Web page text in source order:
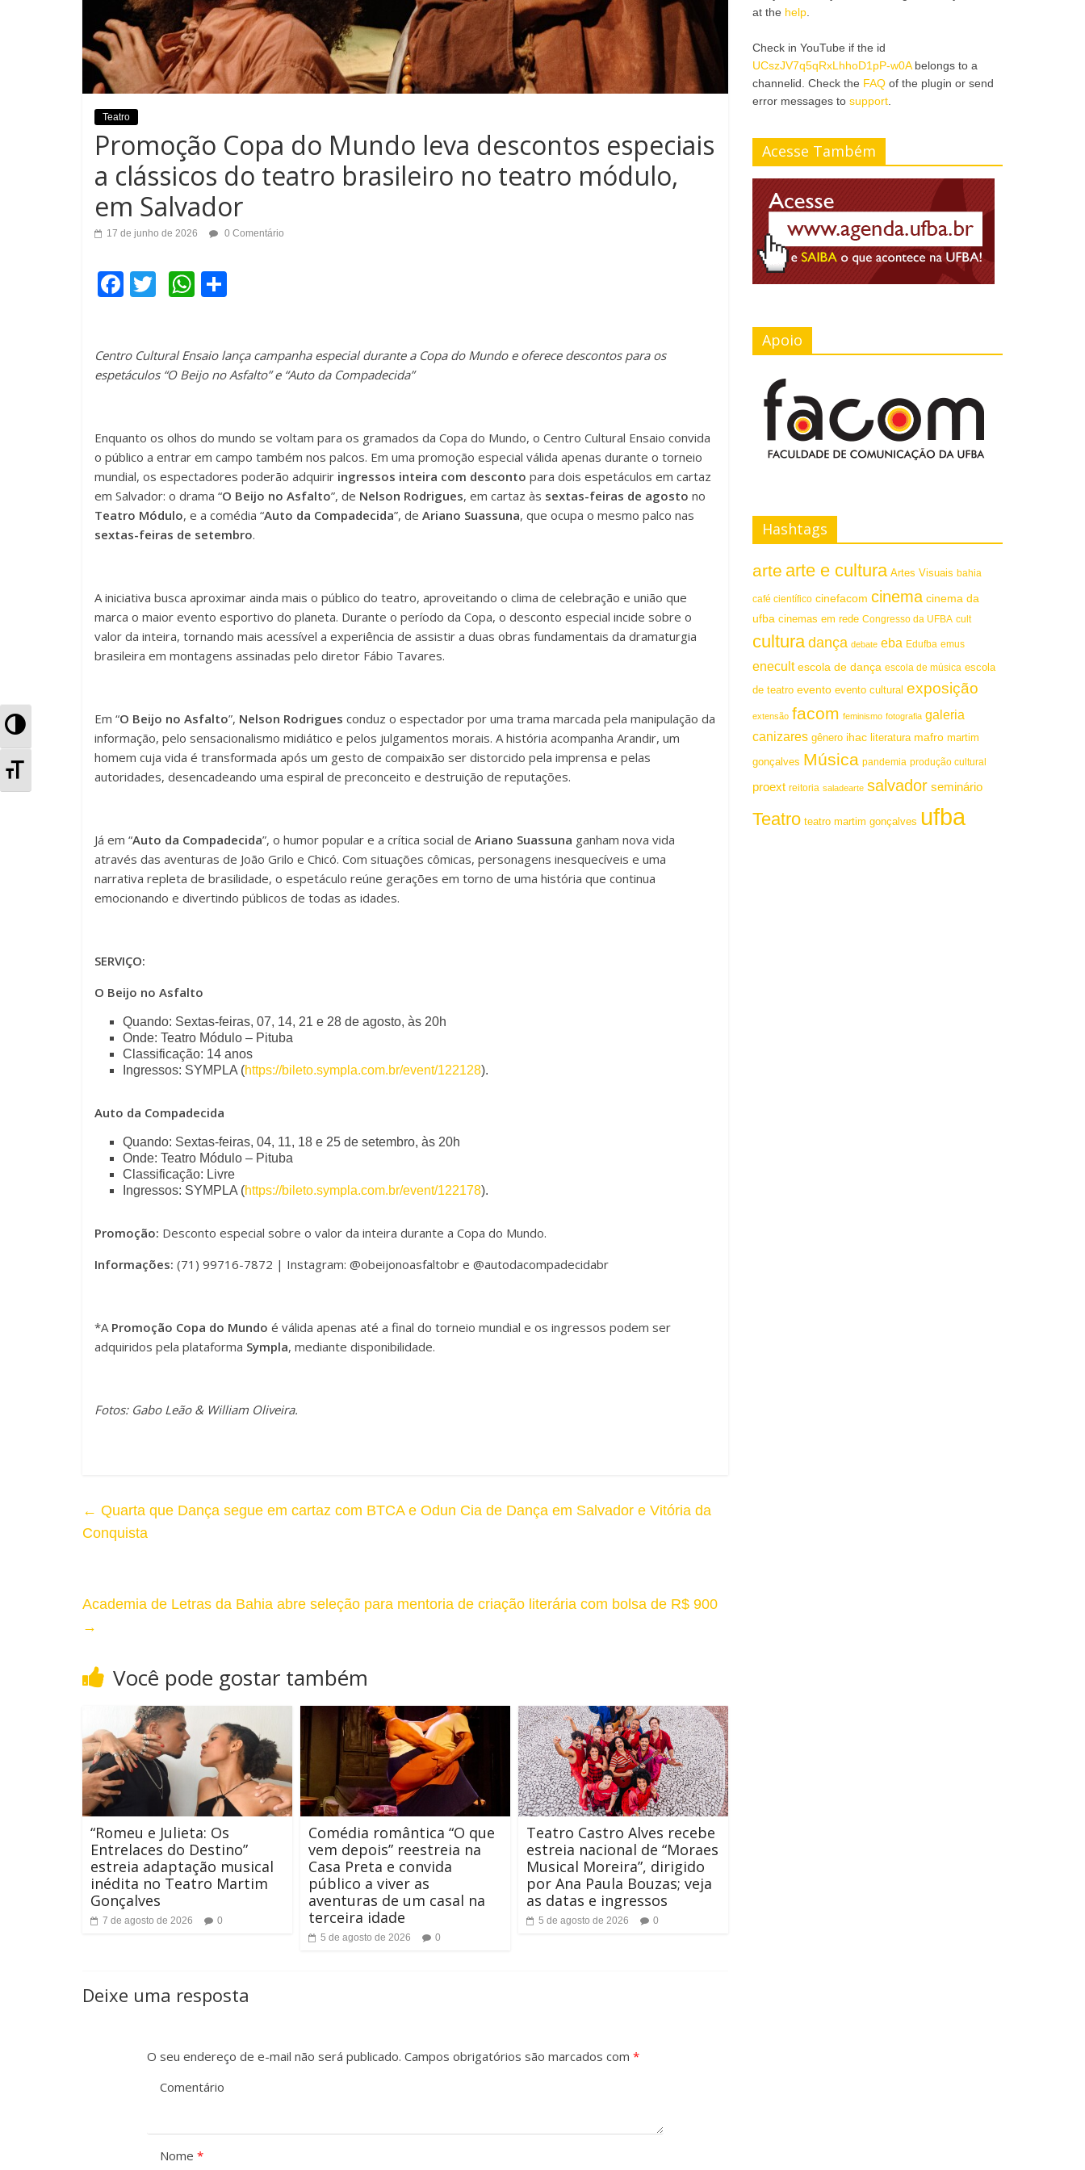
A
t
A
Teatro
Promoção Copa do Mundo leva descontos especiais
a clássicos do teatro brasileiro no teatro módulo,
em Salvador
17 de junho de 2026 0 Comentário
F
e
b
o
k
er
W
s
A
p
p
ar
h
ar
Centro Cultural Ensaio lança campanha especial durante a Copa do Mundo e oferece descontos para os
espetáculos “O Beijo no Asfalto” e “Auto da Compadecida”
Enquanto os olhos do mundo se voltam para os gramados da Copa do Mundo, o Centro Cultural Ensaio convida
o público a entrar em campo também nos palcos. Em uma promoção especial válida apenas durante o torneio
mundial, os espectadores poderão adquirir ingressos inteira com desconto para dois espetáculos em cartaz
em Salvador: o drama “O Beijo no Asfalto”, de Nelson Rodrigues, em cartaz às sextas-feiras de agosto no
Teatro Módulo, e a comédia “Auto da Compadecida”, de Ariano Suassuna, que ocupa o mesmo palco nas
sextas-feiras de setembro.
A iniciativa busca aproximar ainda mais o público do teatro, aproveitando o clima de celebração e união que
marca o maior evento esportivo do planeta. Durante o período da Copa, o desconto especial incide sobre o
valor da inteira, tornando mais acessível a experiência de assistir a duas obras fundamentais da dramaturgia
brasileira em montagens assinadas pelo diretor Fábio Tavares.
Em “O Beijo no Asfalto”, Nelson Rodrigues conduz o espectador por uma trama marcada pela manipulação da
informação, pelo sensacionalismo midiático e pelos julgamentos morais. A história acompanha Arandir, um
homem cuja vida é transformada após um gesto de compaixão ser distorcido pela imprensa e pelas
autoridades, desencadeando uma espiral de preconceito e destruição de reputações.
Já em “Auto da Compadecida”, o humor popular e a crítica social de Ariano Suassuna ganham nova vida
através das aventuras de João Grilo e Chicó. Com situações cômicas, personagens inesquecíveis e uma
narrativa repleta de brasilidade, o espetáculo reúne gerações em torno de uma história que continua
emocionando e divertindo públicos de todas as idades.
SERVIÇO:
O Beijo no Asfalto
Quando: Sextas-feiras, 07, 14, 21 e 28 de agosto, às 20h
Onde: Teatro Módulo – Pituba
Classificação: 14 anos
Ingressos: SYMPLA (https://bileto.sympla.com.br/event/122128).
Auto da Compadecida
Quando: Sextas-feiras, 04, 11, 18 e 25 de setembro, às 20h
Onde: Teatro Módulo – Pituba
Classificação: Livre
Ingressos: SYMPLA (https://bileto.sympla.com.br/event/122178).
Promoção: Desconto especial sobre o valor da inteira durante a Copa do Mundo.
Informações: (71) 99716-7872 | Instagram: @obeijonoasfaltobr e @autodacompadecidabr
*A Promoção Copa do Mundo é válida apenas até a final do torneio mundial e os ingressos podem ser
adquiridos pela plataforma Sympla, mediante disponibilidade.
Fotos: Gabo Leão & William Oliveira.
← Quarta que Dança segue em cartaz com BTCA e Odun Cia de Dança em Salvador e Vitória da
Conquista
Academia de Letras da Bahia abre seleção para mentoria de criação literária com bolsa de R$ 900
→
Você pode gostar também
“Romeu e Julieta: Os
Entrelaces do Destino”
estreia adaptação musical
inédita no Teatro Martim
Gonçalves
7 de agosto de 2026 0
Comédia romântica “O que
vem depois” reestreia na
Casa Preta e convida
público a viver as
aventuras de um casal na
terceira idade
5 de agosto de 2026 0
Teatro Castro Alves recebe
estreia nacional de “Moraes
Musical Moreira”, dirigido
por Ana Paula Bouzas; veja
as datas e ingressos
5 de agosto de 2026 0
Deixe uma resposta
O seu endereço de e-mail não será publicado. Campos obrigatórios são marcados com *
Comentário
Nome *
at the help
Check in YouTube if the id
UCszJV7q5qRxLhhoD1pP-w0Abelongs to a
channelid. Check the FAQ of the plugin or send
error messages to support
Acesse Também
Apoio
Hashtags
arte arte e cultura Artes Visuais bahia
café científico cinefacom cinema cinema da
ufba cinemas em rede Congresso da UFBA cult
cultura dança debate eba Edufba emus
enecult escola de dança escola de música escola
de teatro evento evento cultural exposição
extensão facom feminismo fotografia galeria
canizares gênero ihac literatura mafro martim
gonçalves Música pandemia produção cultural
proext reitoria saladearte salvador seminário
Teatro teatro martim gonçalves ufba